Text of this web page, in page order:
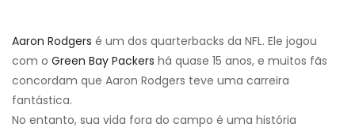
Aaron Rodgers é um dos quarterbacks da NFL. Ele jogou
com o Green Bay Packers há quase 15 anos, e muitos fãs
concordam que Aaron Rodgers teve uma carreira
fantástica.
No entanto, sua vida fora do campo é uma história